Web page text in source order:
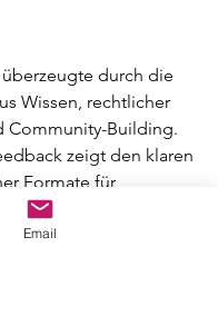
durch die
Wissen, rechtlicher
Community-Building.
zeigt den klaren
Formate für
und das
besonders im
Email